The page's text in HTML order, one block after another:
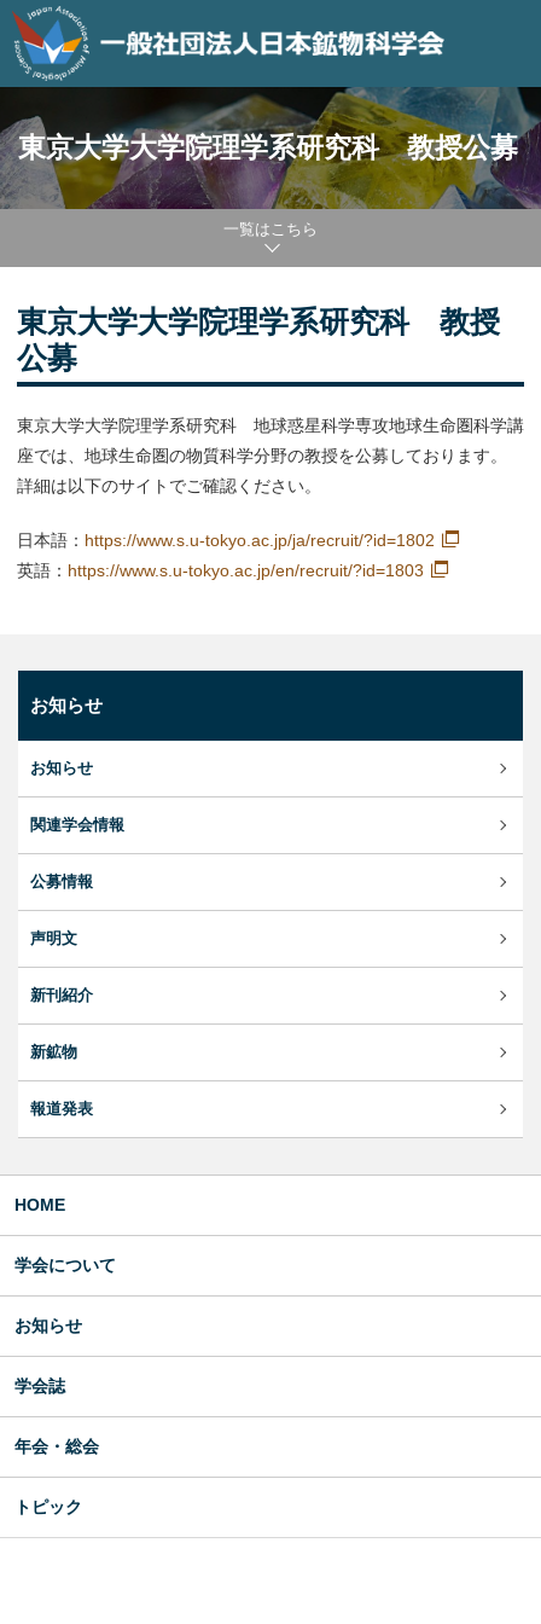
東京大学大学院理学系研究科 教授公募
一覧はこちら
東京大学大学院理学系研究科 教授
公募
東京大学大学院理学系研究科 地球惑星科学専攻地球生命圏科学講
座では、地球生命圏の物質科学分野の教授を公募しております。
詳細は以下のサイトでご確認ください。
日本語： https://www.s.u-tokyo.ac.jp/ja/recruit/?id=1802
英語： https://www.s.u-tokyo.ac.jp/en/recruit/?id=1803
お知らせ
お知らせ
関連学会情報
公募情報
声明文
新刊紹介
新鉱物
報道発表
HOME
学会について
お知らせ
学会誌
年会・総会
トピック